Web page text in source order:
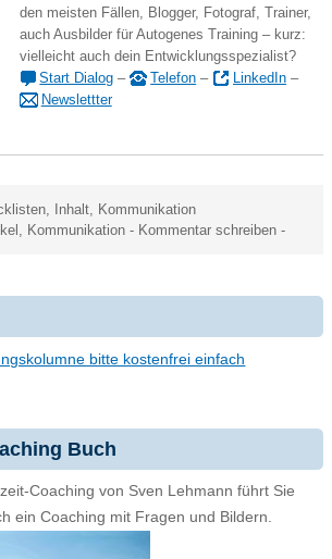
den meisten Fällen, Blogger, Fotograf, Trainer,
auch Ausbilder für Autogenes Training – kurz:
vielleicht auch dein Entwicklungsspezialist?
Start Dialog – Telefon – LinkedIn –
Newslettter
Inhalt Kommunikation
Kommunikation - Kommentar schreiben -
bitte kostenfrei einfach
Buch
Coaching von Sven Lehmann führt Sie
ein Coaching mit Fragen und Bildern.